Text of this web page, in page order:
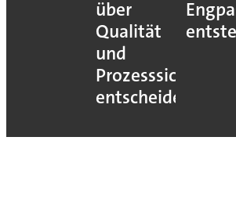
über
Qualität
und
Prozesssicherheit
entscheidet